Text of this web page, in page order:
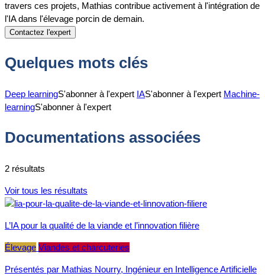
travers ces projets, Mathias contribue activement à l'intégration de
l'IA dans l'élevage porcin de demain.
Contactez l'expert
Quelques mots clés
Deep learningS'abonner à l'expert IAS'abonner à l'expert Machine-
learningS'abonner à l'expert
Documentations associées
2 résultats
Voir tous les résultats
L’IA pour la qualité de la viande et l’innovation filière
Élevage Viandes et charcuteries
Présentés par Mathias Nourry, Ingénieur en Intelligence Artificielle